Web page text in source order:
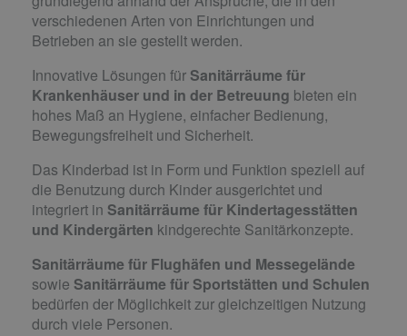
verschiedenen Arten von Einrichtungen und
Betrieben an sie gestellt werden.
Innovative Lösungen für Sanitärräume für
Krankenhäuser und in der Betreuung bieten ein
hohes Maß an Hygiene, einfacher Bedienung,
Bewegungsfreiheit und Sicherheit.
Das Kinderbad ist in Form und Funktion speziell auf
die Benutzung durch Kinder ausgerichtet und
integriert in Sanitärräume für Kindertagesstätten
und Kindergärten kindgerechte Sanitärkonzepte.
Sanitärräume für Flughäfen und Messegelände
sowie Sanitärräume für Sportstätten und Schulen
bedürfen der Möglichkeit zur gleichzeitigen Nutzung
durch viele Personen.